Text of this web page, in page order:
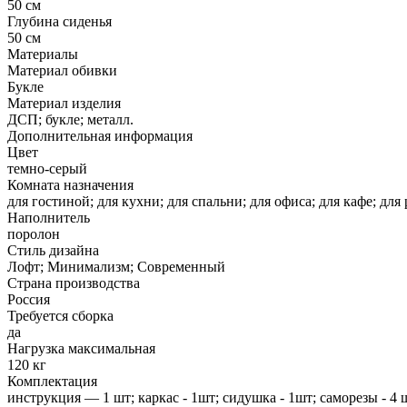
50 см
Глубина сиденья
50 см
Материалы
Материал обивки
Букле
Материал изделия
ДСП; букле; металл.
Дополнительная информация
Цвет
темно-серый
Комната назначения
для гостиной; для кухни; для спальни; для офиса; для кафе; для
Наполнитель
поролон
Стиль дизайна
Лофт; Минимализм; Современный
Страна производства
Россия
Требуется сборка
да
Нагрузка максимальная
120 кг
Комплектация
инструкция — 1 шт; каркас - 1шт; сидушка - 1шт; саморезы - 4